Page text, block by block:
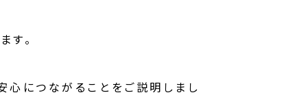
す。
心につながることをご説明しまし